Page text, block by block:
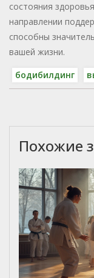
состояния
направлении
способны
вашей жизни.
бодибилдинг
Похожие